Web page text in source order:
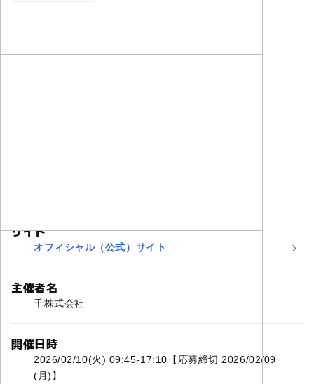
サイト
オフィシャル（公式）サイト
主催者名
千株式会社
開催日時
2026/02/10(火) 09:45-17:10【応募締切 2026/02/09
(月)】